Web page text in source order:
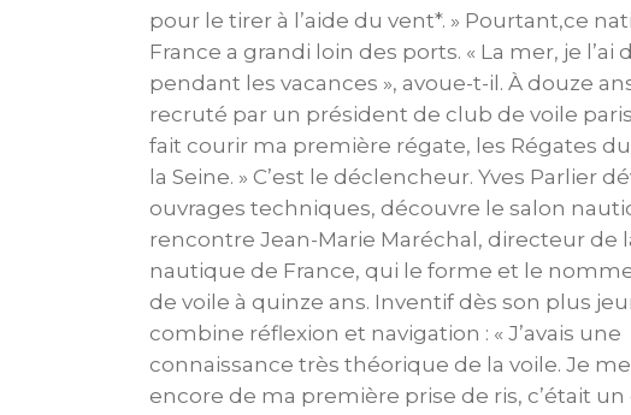
pour le tirer à l’aide du vent*. » Pourtant,ce
France a grandi loin des ports. « La mer, je l’ai
pendant les vacances », avoue-t-il. À douze
recruté par un président de club de voile
fait courir ma première régate, les Régates
la Seine. » C’est le déclencheur. Yves Parlier
ouvrages techniques, découvre le salon
rencontre Jean-Marie Maréchal, directeur de
nautique de France, qui le forme et le
de voile à quinze ans. Inventif dès son plus
combine réflexion et navigation : « J’avais une
connaissance très théorique de la voile. Je
encore de ma première prise de ris, c’était un